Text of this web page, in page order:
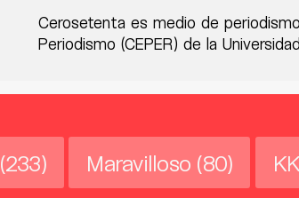
Cerosetenta es medio de
Periodismo (CEPER) de la
(233) Maravilloso (80) KK